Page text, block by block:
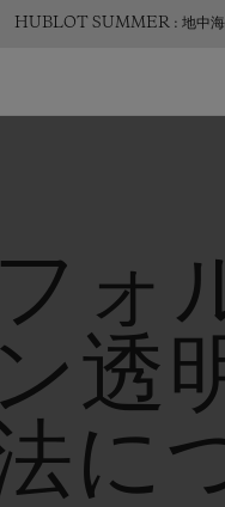
HUBLOT SUMMER : 地中海
ォ
透
に